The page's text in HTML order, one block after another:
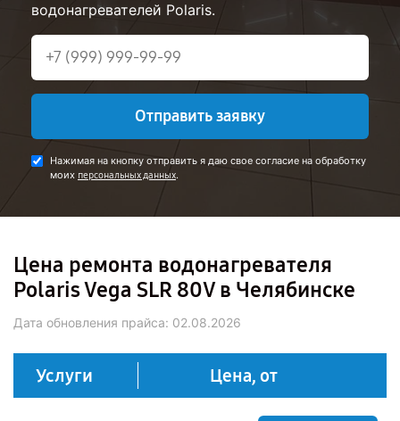
водонагревателей Polaris.
Отправить заявку
Нажимая на кнопку отправить я даю свое согласие на обработку
моих персональных данных.
Цена ремонта водонагревателя
Polaris Vega SLR 80V в Челябинске
Дата обновления прайса: 02.08.2026
Услуги Цена, от